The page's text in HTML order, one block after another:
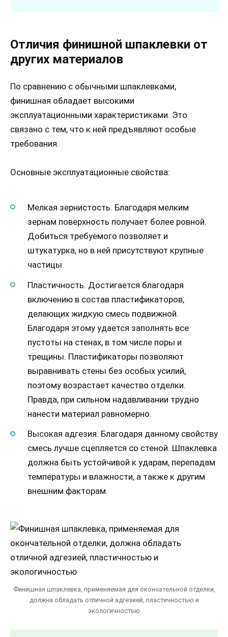
Отличия финишной шпаклевки от
других материалов
По сравнению с обычными шпаклевками,
финишная обладает высокими
эксплуатационными характеристиками. Это
связано с тем, что к ней предъявляют особые
требования.
Основные эксплуатационные свойства:
Мелкая зернистость. Благодаря мелким
зернам поверхность получает более ровной.
Добиться требуемого позволяет и
штукатурка, но в ней присутствуют крупные
частицы.
Пластичность. Достигается благодаря
включению в состав пластификаторов,
делающих жидкую смесь подвижной.
Благодаря этому удается заполнять все
пустоты на стенах, в том числе поры и
трещины. Пластификаторы позволяют
выравнивать стены без особых усилий,
поэтому возрастает качество отделки.
Правда, при сильном надавливании трудно
нанести материал равномерно.
Высокая адгезия. Благодаря данному свойству
смесь лучше сцепляется со стеной. Шпаклевка
должна быть устойчивой к ударам, перепадам
температуры и влажности, а также к другим
внешним факторам.
Финишная шпаклевка, применяемая для окончательной отделки,
должна обладать отличной адгезией, пластичностью и
экологичностью